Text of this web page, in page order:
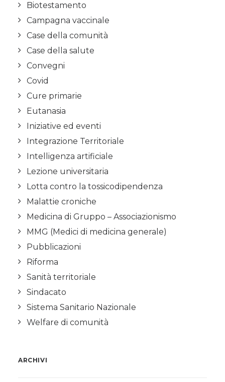
Biotestamento
Campagna vaccinale
Case della comunità
Case della salute
Convegni
Covid
Cure primarie
Eutanasia
Iniziative ed eventi
Integrazione Territoriale
Intelligenza artificiale
Lezione universitaria
Lotta contro la tossicodipendenza
Malattie croniche
Medicina di Gruppo – Associazionismo
MMG (Medici di medicina generale)
Pubblicazioni
Riforma
Sanità territoriale
Sindacato
Sistema Sanitario Nazionale
Welfare di comunità
ARCHIVI